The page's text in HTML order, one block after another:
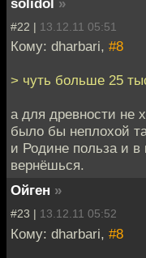
solidol »
#22 | 13.12.11 05:51
Кому: dharbari, #8
> чуть больше 25
а для древности не
было бы неплохой
и Родине польза и
вернёшься.
Ойген »
#23 | 13.12.11 05:52
Кому: dharbari, #8